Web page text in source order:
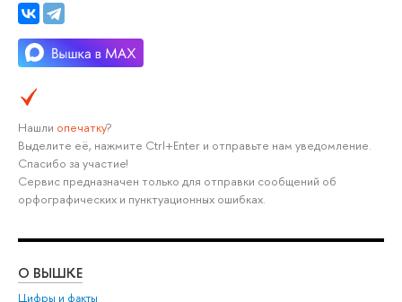
Нашли опечатку?
Выделите её, нажмите Ctrl+Enter и отправьте нам уведомление.
Спасибо за участие!
Сервис предназначен только для отправки сообщений об
орфографических и пунктуационных ошибках.
О ВЫШКЕ
Цифры и факты